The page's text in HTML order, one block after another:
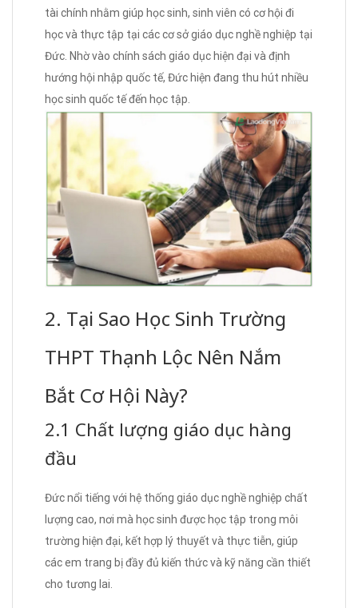
tài chính nhằm giúp học sinh, sinh viên có cơ hội đi
học và thực tập tại các cơ sở giáo dục nghề nghiệp tại
Đức. Nhờ vào chính sách giáo dục hiện đại và định
hướng hội nhập quốc tế, Đức hiện đang thu hút nhiều
học sinh quốc tế đến học tập.
2. Tại Sao Học Sinh Trường
THPT Thạnh Lộc Nên Nắm
Bắt Cơ Hội Này?
2.1 Chất lượng giáo dục hàng
đầu
Đức nổi tiếng với hệ thống giáo dục nghề nghiệp chất
lượng cao, nơi mà học sinh được học tập trong môi
trường hiện đại, kết hợp lý thuyết và thực tiễn, giúp
các em trang bị đầy đủ kiến thức và kỹ năng cần thiết
cho tương lai.